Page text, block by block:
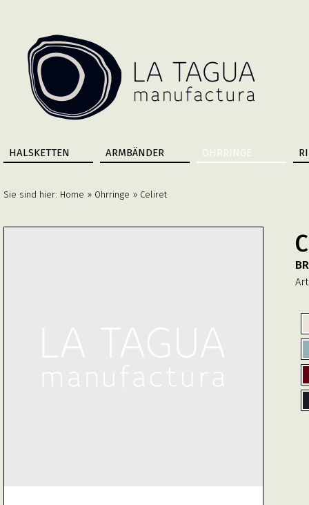
HALSKETTEN ARMBÄNDER OHRRINGE
Sie sind hier: Home » Ohrringe » Celiret